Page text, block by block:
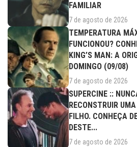
FAMILIAR
7 de agosto de 2026
TEMPERATURA
FUNCIONOU?
KING’S MAN: A
DOMINGO (09/08)
7 de agosto de 2026
SUPERCINE ::
RECONSTRUIR
FILHO. CONHEÇA
DESTE...
7 de agosto de 2026